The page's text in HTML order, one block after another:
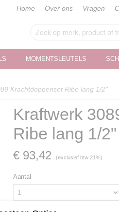
Home Over ons Vragen
MOMENTSLEUTELS
Krachtdoppenset Ribe lang 1/2"
Kraftwerk
Ribe lang 1/2"
€ 93,42 (exclusief btw 21%)
Aantal